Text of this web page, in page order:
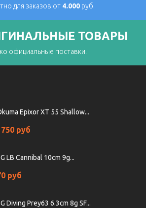
для заказов от 4.000руб.
ТОВАРЫ
официальные поставки.
Epixor XT 55 Shallow...
руб
LB Cannibal 10cm 9g...
руб
Diving Prey63 6.3cm 8g SF...